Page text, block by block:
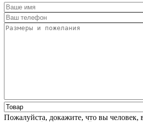
Пожалуйста, докажите, что вы человек,